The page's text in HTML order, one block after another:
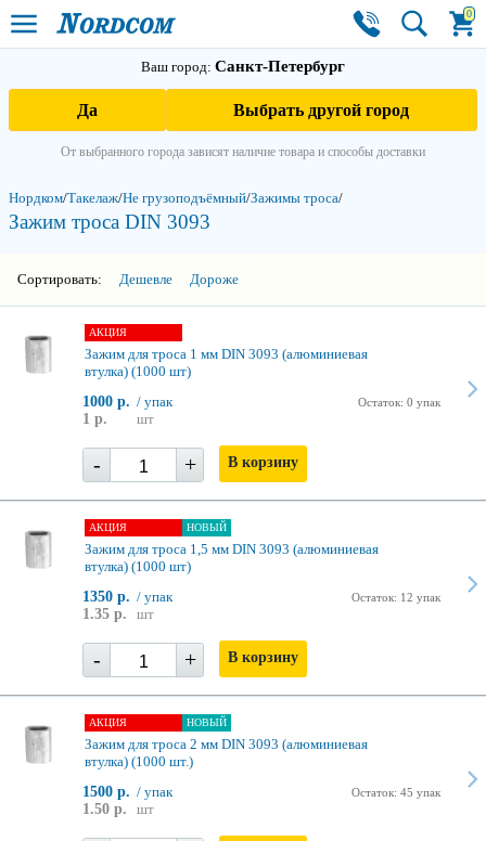
0
Ваш город: Санкт-Петербург
Да Выбрать другой город
От выбранного города зависят наличие товара и способы доставки
Нордком/Такелаж/Не грузоподъёмный/Зажимы троса/
Зажим троса DIN 3093
Сортировать: Дешевле Дороже
АКЦИЯ
Зажим для троса 1 мм DIN 3093 (алюминиевая
втулка) (1000 шт)
Остаток: 0 упак
1000 р.
1 р.
/ упак
шт
- + В корзину
АКЦИЯ НОВЫЙ
Зажим для троса 1,5 мм DIN 3093 (алюминиевая
втулка) (1000 шт)
Остаток: 12 упак
1350 р.
1.35 р.
/ упак
шт
- + В корзину
АКЦИЯ НОВЫЙ
Зажим для троса 2 мм DIN 3093 (алюминиевая
втулка) (1000 шт.)
Остаток: 45 упак
1500 р.
1.50 р.
/ упак
шт